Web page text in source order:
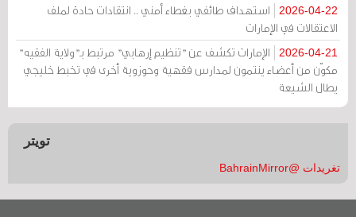
2026-04-22
استهداف طائفي بغطاء أمني .. انتقادات حادة لملف
الاعتقالات في الإمارات
2026-04-21
الإمارات تكشف عن "تنظيم إرهابي" مرتبط بـ"ولاية الفقيه"
مكوّن من أعضاء ينتمون لمدارس فقهية وحوزوية أخرى في تخبط خليجي
يطال الشيعة
تويتر
تغريدات @BahrainMirror